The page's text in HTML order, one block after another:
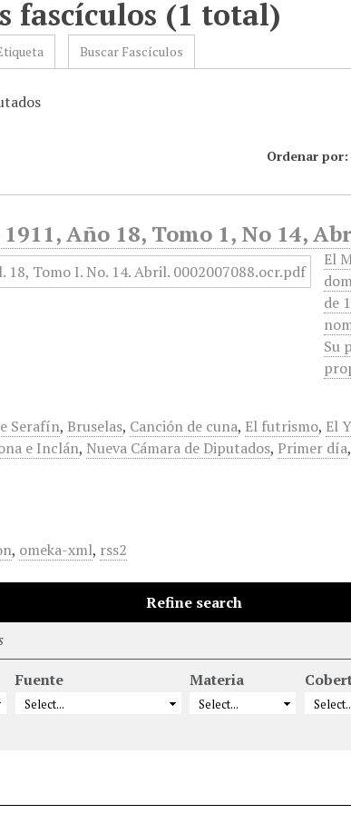
fascículos (1 total)
Buscar Fascículos
Ordenar por:
Año 18, Tomo 1, No 14,
El
de
Su
Serafín, Bruselas, Canción de cuna, El futrismo, El
e Inclán, Nueva Cámara de Diputados, Primer día
, omeka-xml, rss2
Refine search
Fuente Materia